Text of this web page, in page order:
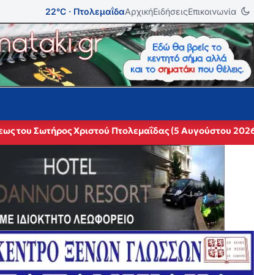
22°C · ΠτολεμαΐδαΑρχικήΕιδήσειςΕπικοινωνία
του Σωτήρος Χριστού Πτολεμαΐδας (5 Αυγούστου